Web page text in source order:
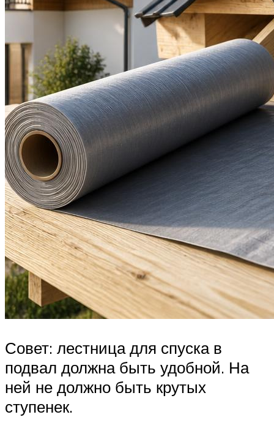
Совет: лестница для спуска в
подвал должна быть удобной. На
ней не должно быть крутых
ступенек.